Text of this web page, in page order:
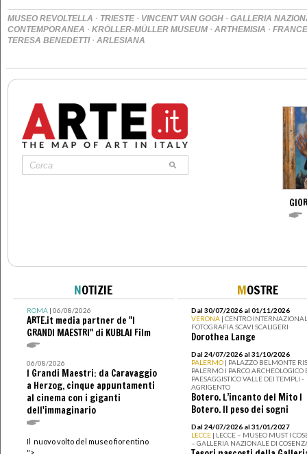
MUSEO REVOLTELLA · TRIESTE · VINCENT VAN GOGH · GALLERIA
CONTEMPORANEA · KRÖLLER-MÜLLER MUSEUM · ARTHEMISIA ·
TERESA BENEDETTI· ARLESIANA
NOTIZIE
ROMA| 06/08/2026
ARTE.it media partner de "I
GRANDI MAESTRI" di KUBLAI Film
06/08/2026
I Grandi Maestri: da Caravaggio
a Herzog, cinque appuntamenti
al cinema con i giganti
dell'immaginario
Il nuovo volto del museo fiorentino
MOSTRE
Dal 30/07/2026 al 01/11/2026
VERONA | CENTRO
FOTOGRAFIA SCAVI SCALIGERI
Dorothea Lange
Dal 24/07/2026 al 31/10/2026
PALERMO | PALAZZO BELMONTE
PALERMO I PARCO ARCHEOLOGICO
PAESAGGISTICO VALLE DEI TEMPLI -
AGRIGENTO
Botero. L’incanto del Mito I
Botero. Il peso dei sogni
Dal 24/07/2026 al 31/01/2027
LECCE | LECCE – MUSEO MUST I
– GALLERIA NAZIONALE DI